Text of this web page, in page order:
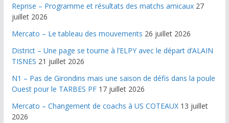
Reprise – Programme et résultats des matchs amicaux 27
juillet 2026
Mercato – Le tableau des mouvements 26 juillet 2026
District – Une page se tourne à l’ELPY avec le départ d’ALAIN
TISNES 21 juillet 2026
N1 – Pas de Girondins mais une saison de défis dans la poule
Ouest pour le TARBES PF 17 juillet 2026
Mercato – Changement de coachs à US COTEAUX 13 juillet
2026